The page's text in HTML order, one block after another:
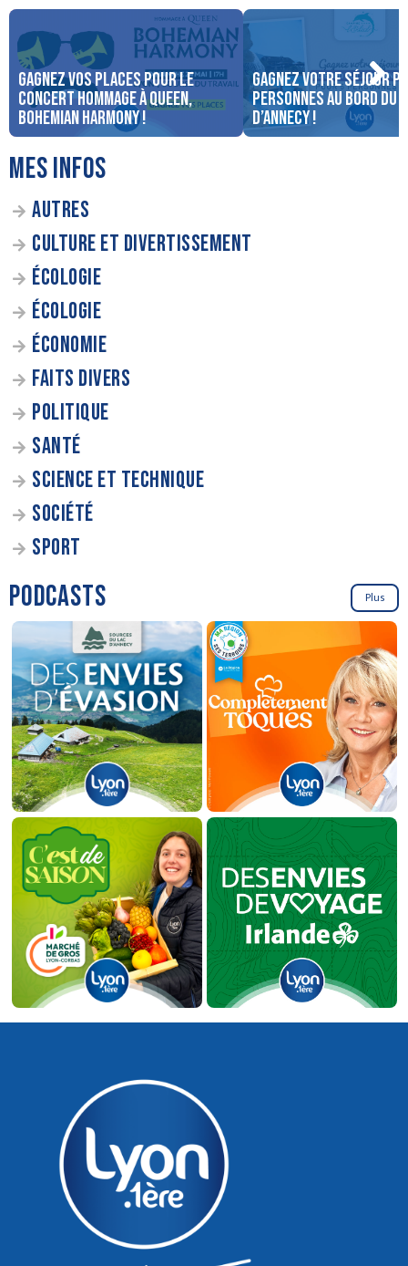
Gagnez vos places pour le
concert Hommage à Queen,
Bohemian Harmony !
Gagnez votre séjour
personnes au bord du
d’Annecy !
MES INFOS
AUTRES
CULTURE ET DIVERTISSEMENT
ÉCOLOGIE
ÉCOLOGIE
ÉCONOMIE
FAITS DIVERS
POLITIQUE
SANTÉ
SCIENCE ET TECHNIQUE
SOCIÉTÉ
SPORT
PODCASTS Plus